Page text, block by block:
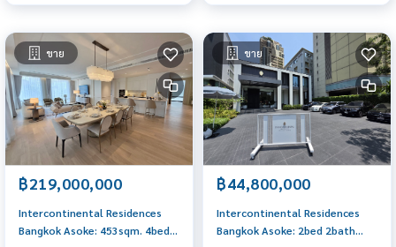
ขาย
฿219,000,000
Intercontinental Residences
Bangkok Asoke: 453sqm. 4bed
ขาย
฿44,800,000
Intercontinental Residences
Bangkok Asoke: 2bed 2bath